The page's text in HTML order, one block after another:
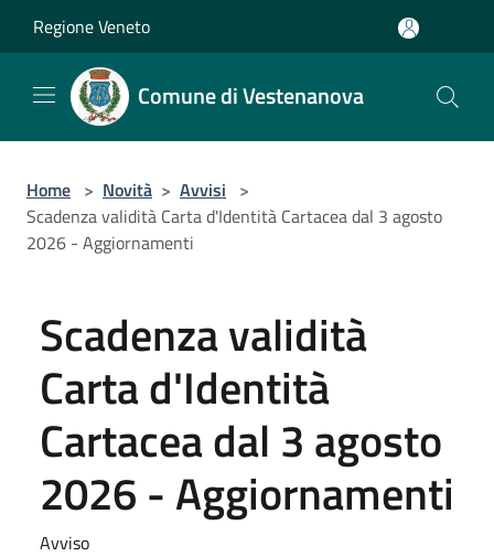
Regione Veneto
Comune di Vestenanova
Home > Novità > Avvisi >
Scadenza validità Carta d'Identità Cartacea dal 3 agosto
2026 - Aggiornamenti
Scadenza validità
Carta d'Identità
Cartacea dal 3 agosto
2026 - Aggiornamenti
Avviso